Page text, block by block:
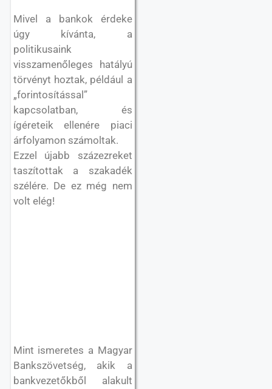
Mivel a bankok érdeke
úgy kívánta, a
politikusaink
visszamenőleges hatályú
törvényt hoztak, például a
„forintosítással”
kapcsolatban, és
ígéreteik ellenére piaci
árfolyamon számoltak.
Ezzel újabb százezreket
taszítottak a szakadék
szélére. De ez még nem
volt elég!
Mint ismeretes a Magyar
Bankszövetség, akik a
bankvezetőkből alakult